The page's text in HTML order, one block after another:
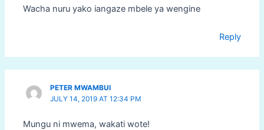
Wacha nuru yako iangaze mbele ya wengine
Reply
PETER MWAMBUI
JULY 14, 2019 AT 12:34 PM
Mungu ni mwema, wakati wote!